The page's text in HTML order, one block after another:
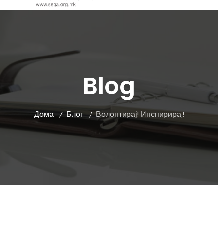
Blog
Дома Блог Волонтирај! Инспирирај!